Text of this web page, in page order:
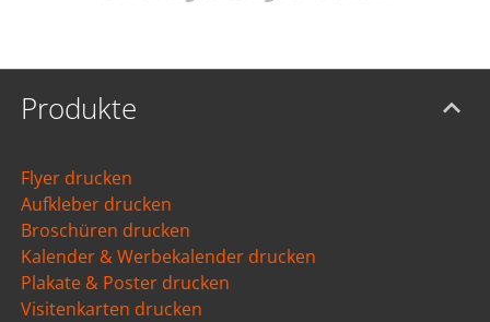
Produkte
Flyer drucken
Aufkleber drucken
Broschüren drucken
Kalender & Werbekalender drucken
Plakate & Poster drucken
Visitenkarten drucken